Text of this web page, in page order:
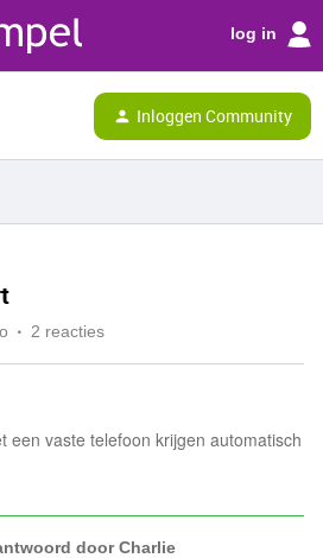
log in
Inloggen Community
2 reacties
een vaste telefoon krijgen automatisch
doorCharlie